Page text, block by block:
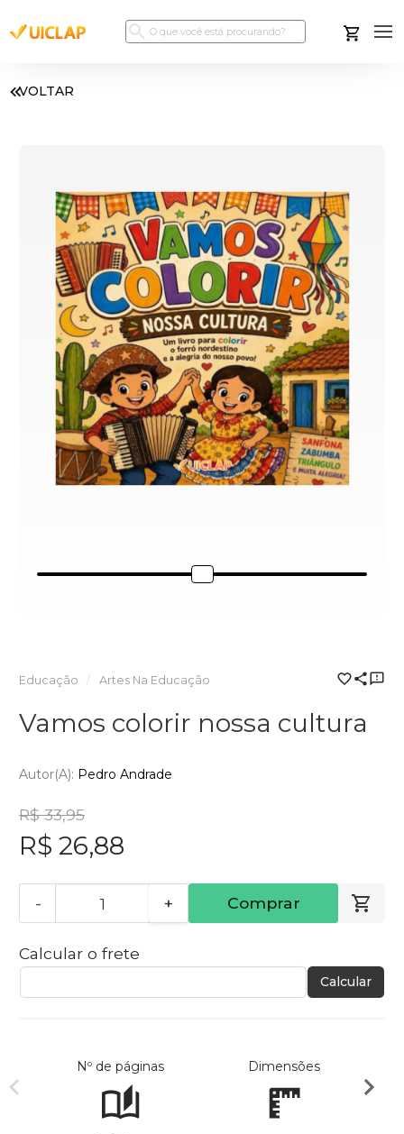
VOLTAR
Educação Artes Na Educação
Vamos colorir nossa cultura
Autor(a): Pedro Andrade
R$ 33,95
R$ 26,88
- + Comprar
Calcular o frete
Calcular
Nº de páginas Dimensões